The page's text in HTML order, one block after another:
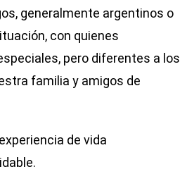
generalmente argentinos o
con quienes
pero diferentes a los
familia y amigos de
de vida